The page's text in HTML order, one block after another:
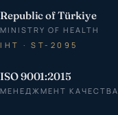
Republic of Türkiye
MINISTRY OF HEALTH
IHT · ST-2095
ISO 9001:2015
МЕНЕДЖМЕНТ КАЧЕСТВА